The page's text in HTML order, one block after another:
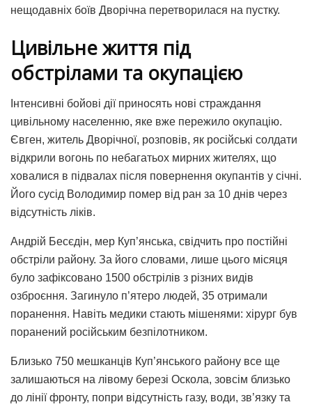
нещодавніх боїв Дворічна перетворилася на пустку.
Цивільне життя під
обстрілами та окупацією
Інтенсивні бойові дії приносять нові страждання
цивільному населенню, яке вже пережило окупацію.
Євген, житель Дворічної, розповів, як російські солдати
відкрили вогонь по небагатьох мирних жителях, що
ховалися в підвалах після повернення окупантів у січні.
Його сусід Володимир помер від ран за 10 днів через
відсутність ліків.
Андрій Бесєдін, мер Куп’янська, свідчить про постійні
обстріли району. За його словами, лише цього місяця
було зафіксовано 1500 обстрілів з різних видів
озброєння. Загинуло п’ятеро людей, 35 отримали
поранення. Навіть медики стають мішенями: хірург був
поранений російським безпілотником.
Близько 750 мешканців Куп’янського району все ще
залишаються на лівому березі Оскола, зовсім близько
до лінії фронту, попри відсутність газу, води, зв’язку та